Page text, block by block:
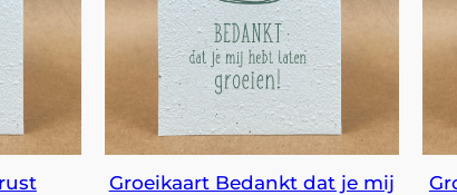
Groeikaart Bedankt dat je mij